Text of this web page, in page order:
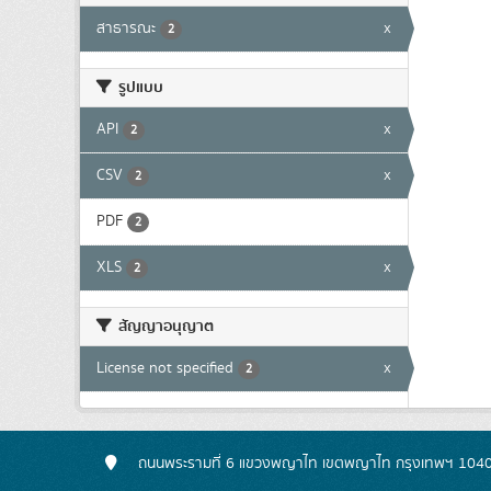
สาธารณะ 2 x
รูปแบบ
API 2 x
CSV 2 x
PDF 2
XLS 2 x
สัญญาอนุญาต
License not specified 2 x
ถนนพระรามที่ 6 แขวงพญาไท เขตพญาไท กรุงเทพฯ